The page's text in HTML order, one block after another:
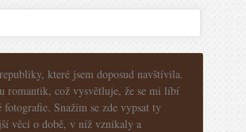
které jsem doposud navštívila.
romantik, což vysvětluje, že se mi líbí
Snažím se zde vypsat ty
věci o době, v níž vznikaly a